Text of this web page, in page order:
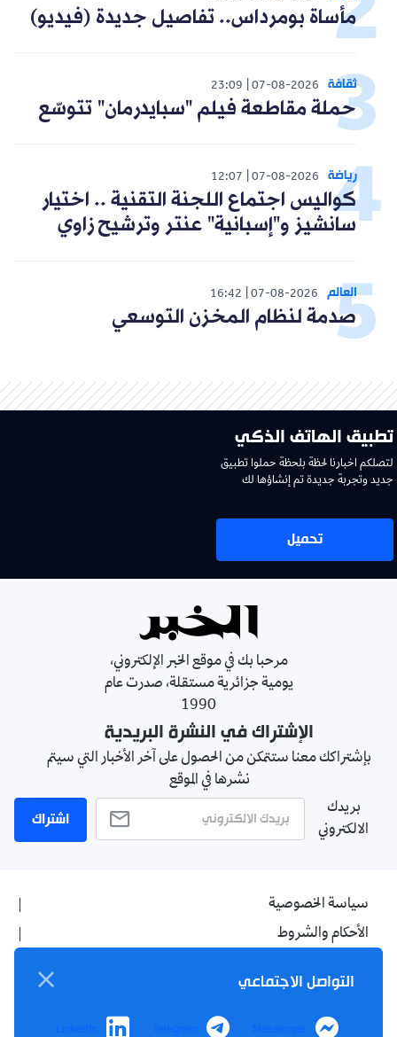
مأساة بومرداس.. تفاصيل جديدة (فيديو)
ثقافة 07-08-2026
23:09
حملة مقاطعة فيلم "سبايدرمان" تتوسّع
رياضة 07-08-2026
12:07
كواليس اجتماع اللجنة التقنية .. اختيار
سانشيز و"إسبانية" عنتر وترشيح زاوي
العالم 07-08-2026
16:42
صدمة لنظام المخزن التوسعي
تطبيق الهاتف الذكي
لتصلكم اخبارنا لحظة بلحظة حملوا تطبيق
جديد وتجربة جديدة تم إنشاؤها لك
تحميل
مرحبا بك في موقع الخبر الإلكتروني،
يومية جزائرية مستقلة، صدرت عام
1990
الإشتراك في النشرة البريدية
بإشتراكك معنا ستتمكن من الحصول على آخر الأخبار التي سيتم
نشرها في الموقع
بريدك
الالكتروني
اشتراك
سياسة الخصوصية
الأحكام والشروط
اتصل بنا
من نحن
التواصل الاجتماعي
Messenger
Telegram
LinkedIn